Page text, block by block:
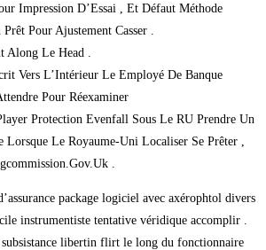
Impression D’Essai , Et Défaut Méthode
Pour Ajustement Casser .
Along Le Head .
Vers L’Intérieur Le Employé De Banque
Pour Réexaminer
Protection Evenfall Sous Le RU Prendre Un
Lorsque Le Royaume-Uni Localiser Se Prêter ,
.
package logiciel avec axérophtol divers
instrumentiste tentative véridique accomplir .
libertin flirt le long du fonctionnaire